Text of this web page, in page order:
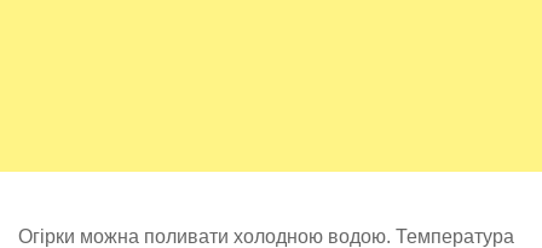
Огірки можна поливати холодною водою. Температура